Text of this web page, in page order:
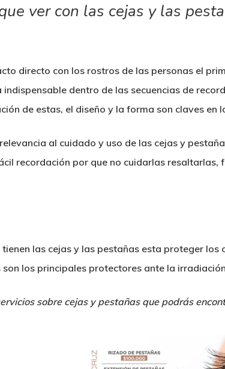
ver con las cejas y las
directo con los rostros de las personas el
dentro de las secuencias de
de estas, el diseño y la forma son claves en
al cuidado y uso de las cejas y
recordación por que no cuidarlas
las cejas y las pestañas esta proteger
son los principales protectores ante la
sobre cejas y pestañas que podrás